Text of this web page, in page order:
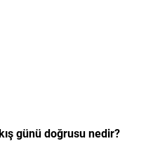
günü doğrusu nedir?